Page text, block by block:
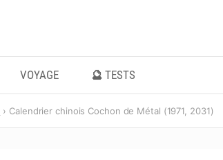
VOYAGE 🔮 TESTS
Calendrier chinois Cochon de Métal (1971, 2031)